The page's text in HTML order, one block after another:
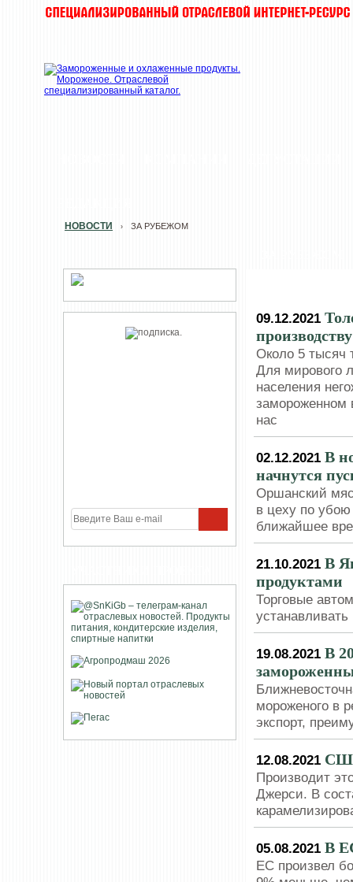
НОВОСТИ › ЗА РУБЕЖОМ
09.12.2021
Около 5 тысяч
Для мирового
населения
замороженном
нас
02.12.2021 В
начнутся
Оршанский
в цеху по убою
ближайшее
21.10.2021 В
продуктами
Торговые
19.08.2021 В
мороженого в
экспорт,
12.08.2021
Производит
Джерси. В
05.08.2021 В
ЕС произвел